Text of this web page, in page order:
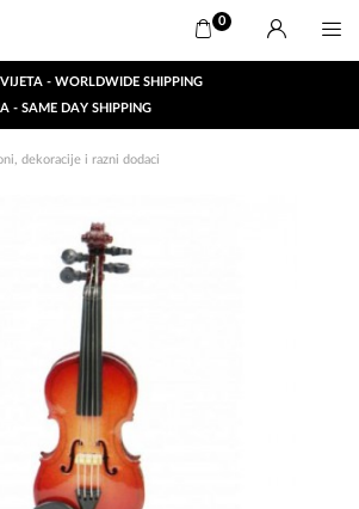
0
- WORLDWIDE SHIPPING
- SAME DAY SHIPPING
dekoracije i razni dodaci